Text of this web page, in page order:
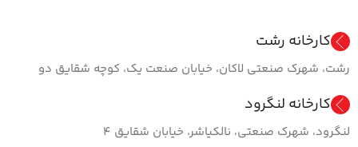
کارخانه رشت
رشت، شهرک صنعتی لاکان، خیابان صنعت یک، کوچه شقایق دو
کارخانه لنگرود
لنگرود، شهرک صنعتی، نالکیاشر، خیابان شقایق ۴